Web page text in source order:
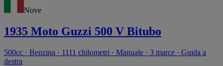
Nove
1935 Moto Guzzi 500 V Bitubo
500cc · Benzina · 1111 chilometri · Manuale · 3 marce · Guida a
destra